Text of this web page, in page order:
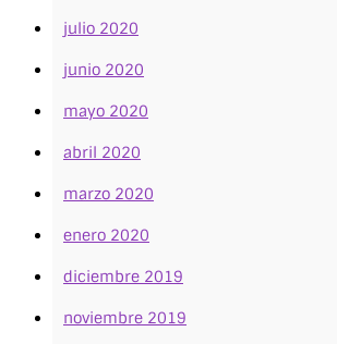
julio 2020
junio 2020
mayo 2020
abril 2020
marzo 2020
enero 2020
diciembre 2019
noviembre 2019